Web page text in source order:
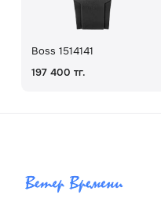
Boss 1514141
197 400 тг.